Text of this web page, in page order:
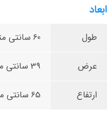
ابعاد
طول 60 سانتی متر
عرض 39 سانتی متر
ارتفاع 65 سانتی متر